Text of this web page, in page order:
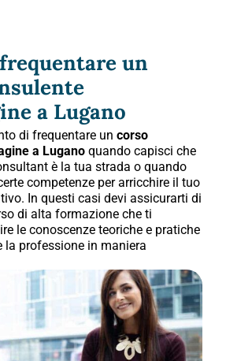
un
a Lugano
di frequentare un corso
a Lugano quando capisci che
è la tua strada o quando
competenze per arricchire il tuo
In questi casi devi assicurarti di
di alta formazione che ti
le conoscenze teoriche e pratiche
la professione in maniera